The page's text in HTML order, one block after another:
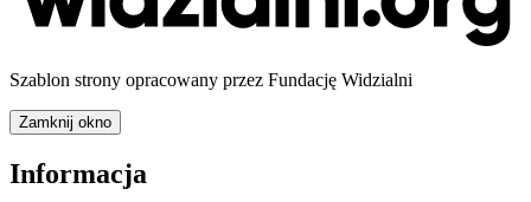
Szablon strony opracowany przez Fundację Widzialni
Zamknij okno
Informacja